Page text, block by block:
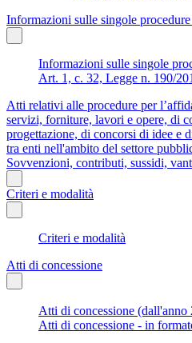
Informazioni sulle singole
Informazioni sulle singole
Art. 1, c. 32, Legge n. 190/
Atti relativi alle procedure per
servizi, forniture, lavori e opere, di
progettazione, di concorsi di idee e
tra enti nell'ambito del settore
Sovvenzioni, contributi, sussidi,
Criteri e modalità
Criteri e modalità
Atti di concessione
Atti di concessione (dall'anno
Atti di concessione - in